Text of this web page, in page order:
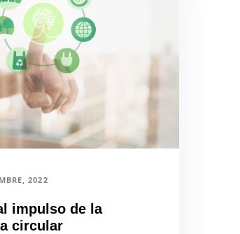
2022
impulso de la
circular